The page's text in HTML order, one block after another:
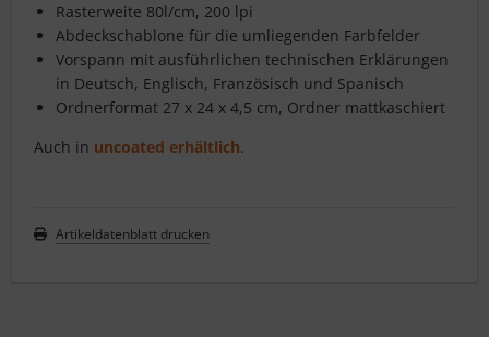
Rasterweite 80l/cm, 200 lpi
Abdeckschablone für die umliegenden Farbfelder
Vorspann mit ausführlichen technischen Erklärungen
in Deutsch, Englisch, Französisch und Spanisch
Ordnerformat 27 x 24 x 4,5 cm, Ordner mattkaschiert
Auch in uncoated erhältlich.
Artikeldatenblatt drucken